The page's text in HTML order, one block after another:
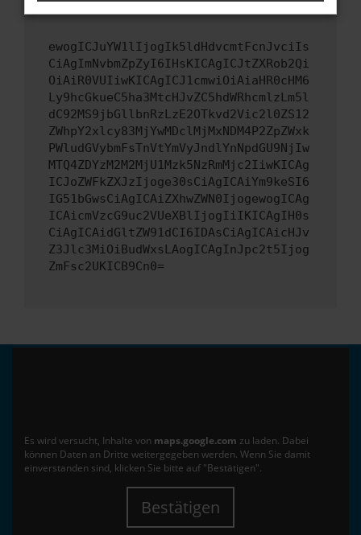
ewogICJuYW1lIjogIk5ldHdvcmtFcnJvciIs
CiAgImNvbmZpZyI6IHsKICAgICJtZXRob2Qi
OiAiR0VUIiwKICAgICJ1cmwiOiAiaHR0cHM6
Ly9hcGkueC5ha3MtcHJvZC5hdWRhcmlzLm5l
dC92MS9jbGllbnRzLzE2OTkvd2Vic2l0ZS12
ZWhpY2xlcy83MjYwMDclMjMxNDM4P2ZpZWxk
PWludGVybmFsTnVtYmVyJndlYnNpdGU9NjIw
MTQ4ZDYzM2M2MjU1Mzk5NzRmMjc2IiwKICAg
ICJoZWFkZXJzIjoge30sCiAgICAiYm9keSI6
IG51bGwsCiAgICAiZXhwZWN0IjogewogICAg
ICAicmVzcG9uc2VUeXBlIjogIiIKICAgIH0s
CiAgICAidGltZW91dCI6IDAsCiAgICAicHJv
Z3Jlc3MiOiBudWxsLAogICAgInJpc2t5Ijog
ZmFsc2UKICB9Cn0=
Es wird versucht, Inhalte von maps.google.com zu laden. Dabei
können Daten an Dritte weitergegeben werden. Wenn Sie damit
einverstanden sind, klicken Sie bitte auf "Bestätigen".
Bestätigen